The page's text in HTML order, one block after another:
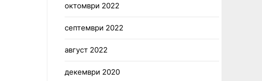
октомври 2022
септември 2022
август 2022
декември 2020